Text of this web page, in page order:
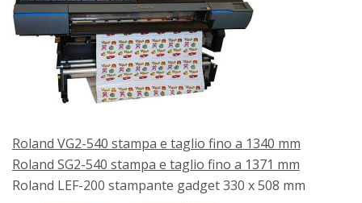
Roland VG2-540 stampa e taglio fino a 1340 mm
Roland SG2-540 stampa e taglio fino a 1371 mm
Roland LEF-200 stampante gadget 330 x 508 mm